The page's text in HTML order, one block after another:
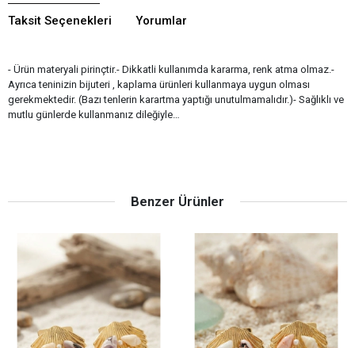
Taksit Seçenekleri Yorumlar
- Ürün materyali pirinçtir.- Dikkatli kullanımda kararma, renk atma olmaz.-
Ayrıca teninizin bijuteri , kaplama ürünleri kullanmaya uygun olması
gerekmektedir. (Bazı tenlerin karartma yaptığı unutulmamalıdır.)- Sağlıklı ve
mutlu günlerde kullanmanız dileğiyle…
Benzer Ürünler